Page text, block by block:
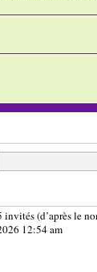
(d’après le
12:54 am